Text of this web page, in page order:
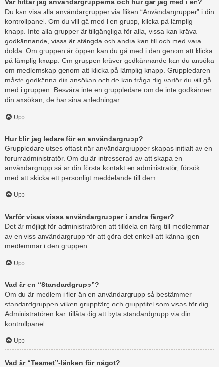
Var hittar jag användargrupperna och hur går jag med i en?
Du kan visa alla användargrupper via fliken “Användargrupper” i din
kontrollpanel. Om du vill gå med i en grupp, klicka på lämplig
knapp. Inte alla grupper är tillgängliga för alla, vissa kan kräva
godkännande, vissa är stängda och andra kan till och med vara
dolda. Om gruppen är öppen kan du gå med i den genom att klicka
på lämplig knapp. Om gruppen kräver godkännande kan du ansöka
om medlemskap genom att klicka på lämplig knapp. Gruppledaren
måste godkänna din ansökan och de kan fråga dig varför du vill gå
med i gruppen. Besvära inte en gruppledare om de inte godkänner
din ansökan, de har sina anledningar.
Upp
Hur blir jag ledare för en användargrupp?
Gruppledare utses oftast när användargrupper skapas initialt av en
forumadministratör. Om du är intresserad av att skapa en
användargrupp så är din första kontakt en administratör, försök
med att skicka ett personligt meddelande till dem.
Upp
Varför visas vissa användargrupper i andra färger?
Det är möjligt för administratören att tilldela en färg till medlemmar
av en viss användargrupp för att göra det enkelt att känna igen
medlemmar i den gruppen.
Upp
Vad är en “Standardgrupp”?
Om du är medlem i fler än en användargrupp så bestämmer
standardgruppen vilken gruppfärg och grupptitel som visas för dig.
Administratören kan tillåta dig att byta standardgrupp via din
kontrollpanel.
Upp
Vad är “Teamet”-länken för något?